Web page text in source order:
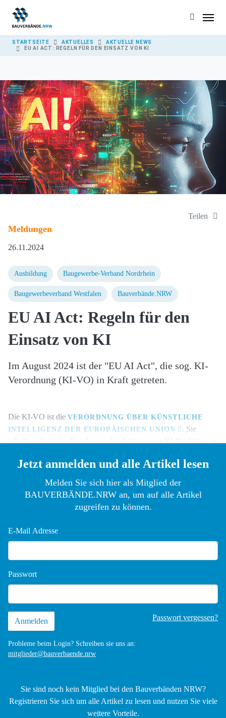
YOU ARE HERE:
STARTSEITE AKTUELLES
AKTUELLE NEWS
EU AI ACT: REGELN FÜR DEN EINSATZ VON KI
Teilen
Meldungen
26.11.2024
Ausbildung Baugewerbe-Verband Nordrhein
Baugewerbeverband Westfalen Bauverbände.NRW
EU AI Act: Regeln für den
Einsatz von KI
Im August 2024 ist der "EU AI Act", die sog. KI-
Verordnung (KI-VO) in Kraft getreten.
Die KI-VO ist die VERORDNUNG ÜBER KÜNSTLICHE
INTELLIGENZ DER EUROPÄISCHEN UNION
. Sie
Jetzt anmelden und alle Artikel lesen
Melden Sie sich hier als Mitglied der
BAUVERBÄNDE.NRW an, um auf alle Artikel
zugreifen zu können.
E-Mail Adresse
Passwort
Passwort vergessen?
Probleme beim Login? Schreiben sie uns an:
mitglieder@bauverbaende.nrw
Sie sind noch kein Mitglied bei den Bauverbänden NRW?
Registrieren Sie sich um alle Artikel zu lesen und nutzen Sie viele
weitere Vorteile.